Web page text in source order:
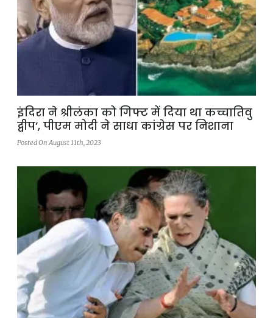
इंदिरा ने श्रीलंका को गिफ्ट में दिया था कच्चातिवु
द्वीप’, पीएम मोदी ने साधा कांग्रेस पर निशाना
Posted On August 11th, 2023